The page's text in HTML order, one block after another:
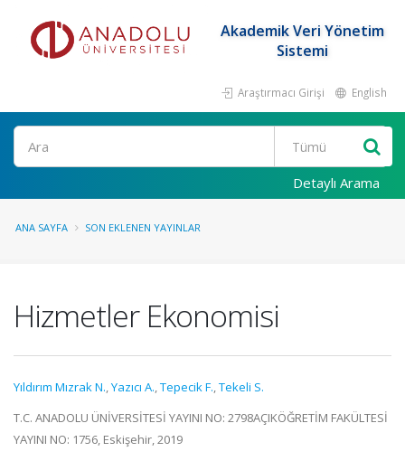
Akademik Veri Yönetim
Sistemi
Araştırmacı Girişi English
Ara
Detaylı Arama
ANA SAYFA SON EKLENEN YAYINLAR
Hizmetler Ekonomisi
Yıldırım Mızrak N.,Yazıcı A.,Tepecik F.,Tekeli S.
T.C. ANADOLU ÜNİVERSİTESİ YAYINI NO: 2798AÇIKÖĞRETİM FAKÜLTESİ
YAYINI NO: 1756, Eskişehir, 2019